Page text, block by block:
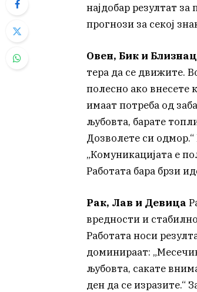
најдобар резултат
прогнози за секој
Овен, Бик и
тера да се движите.
полесно ако внесете
имаат потреба од
љубовта, барате
Дозволете си одмор.“
„Комуникацијата е
Работата бара брзи
Рак, Лав и Девица
вредности и
Работата носи
доминираат:
љубовта, сакате
ден да се изразите.“